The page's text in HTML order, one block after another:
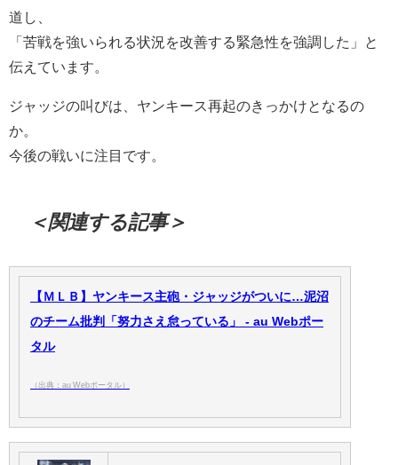
道し、
「苦戦を強いられる状況を改善する緊急性を強調した」と
伝えています。
ジャッジの叫びは、ヤンキース再起のきっかけとなるの
か。
今後の戦いに注目です。
＜関連する記事＞
【ＭＬＢ】ヤンキース主砲・ジャッジがついに…泥沼
のチーム批判「努力さえ怠っている」 - au Webポー
タル
（出典：au Webポータル）